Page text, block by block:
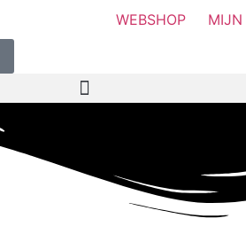
WEBSHOP MIJN